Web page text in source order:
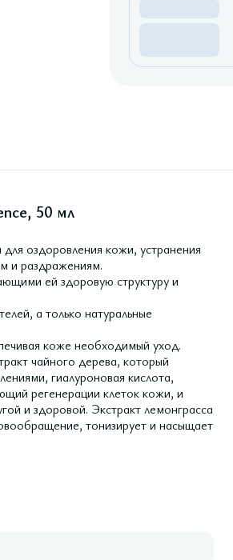
50 мл
оздоровления кожи, устранения
и раздражениям.
ей здоровую структуру и
а только натуральные
коже необходимый уход.
чайного дерева, который
гиалуроновая кислота,
регенерации клеток кожи, и
и здоровой. Экстракт лемонграсса
тонизирует и насыщает